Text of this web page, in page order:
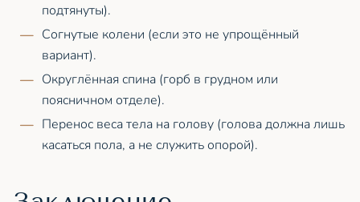
подтянуты).
Согнутые колени (если это не упрощённый
вариант).
Округлённая спина (горб в грудном или
поясничном отделе).
Перенос веса тела на голову (голова должна лишь
касаться пола, а не служить опорой).